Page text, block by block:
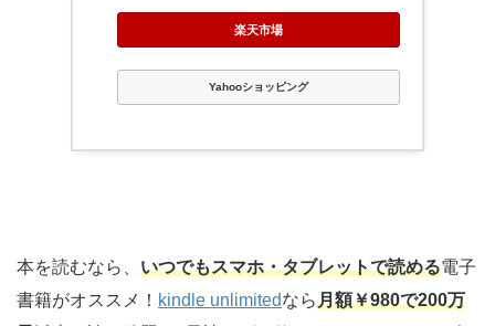
楽天市場
Yahooショッピング
本を読むなら、 いつでもスマホ・タブレットで読める電子
書籍がオススメ！ kindle unlimitedなら月額￥980で200万